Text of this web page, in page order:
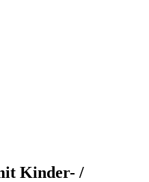
Kinder- /